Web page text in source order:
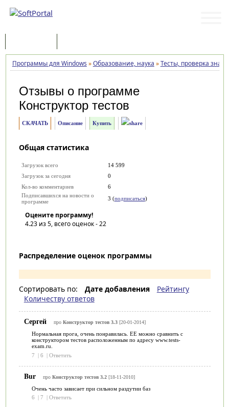
Программы для Windows »Образование, наука »Тесты, проверка
Отзывы о программе
Конструктор тестов
СКАЧАТЬ Описание Купить
Общая статистика
Загрузок всего
14 599
Загрузок за сегодня
0
Кол-во комментариев
6
Подписавшихся на новости о
программе
3 (подписаться)
Оцените программу!
4.23из 5, всего оценок -22
Распределение оценок программы
Сортировать по: Дате добавления
Рейтингу
Количеству ответов
Сергей про Конструктор тестов 3.3[20-01-2014]
Нормальная прога, очень понравилась. ЕЕ можно сравнить с
конструктором тестов расположенным по адресу www.tests-
exam.ru.
7
| 6 | Ответить
Bur про Конструктор тестов 3.2[18-11-2010]
Очень часто зависает при сильном раздутии баз
6
| 7 | Ответить